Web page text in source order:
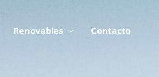
Renovables Contacto